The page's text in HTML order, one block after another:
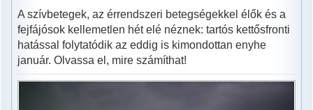
A szívbetegek, az érrendszeri betegségekkel élők és a
fejfájósok kellemetlen hét elé néznek: tartós kettősfronti
hatással folytatódik az eddig is kimondottan enyhe
január. Olvassa el, mire számíthat!